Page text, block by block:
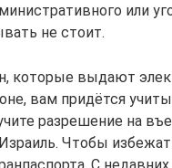
или
не стоит.
которые выдают
вам придётся
разрешение на
Чтобы
С